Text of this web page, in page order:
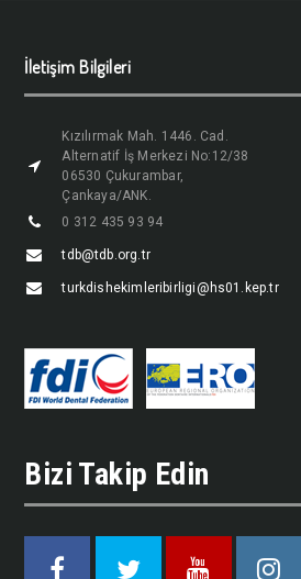
İletişim Bilgileri
Kızılırmak Mah. 1446. Cad.
Alternatif İş Merkezi No:12/38
06530 Çukurambar,
Çankaya/ANK.
0 312 435 93 94
tdb@tdb.org.tr
turkdishekimleribirligi@hs01.kep.tr
Bizi Takip Edin
Facebook Twitter Youtube Instagram